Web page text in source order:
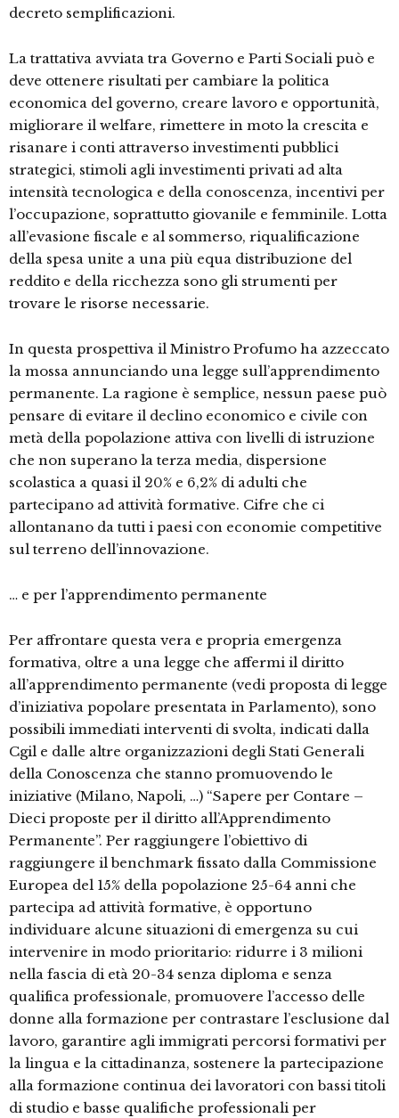
decreto semplificazioni.
La trattativa avviata tra Governo e Parti Sociali può e
deve ottenere risultati per cambiare la politica
economica del governo, creare lavoro e opportunità,
migliorare il welfare, rimettere in moto la crescita e
risanare i conti attraverso investimenti pubblici
strategici, stimoli agli investimenti privati ad alta
intensità tecnologica e della conoscenza, incentivi per
l’occupazione, soprattutto giovanile e femminile. Lotta
all’evasione fiscale e al sommerso, riqualificazione
della spesa unite a una più equa distribuzione del
reddito e della ricchezza sono gli strumenti per
trovare le risorse necessarie.
In questa prospettiva il Ministro Profumo ha azzeccato
la mossa annunciando una legge sull’apprendimento
permanente. La ragione è semplice, nessun paese può
pensare di evitare il declino economico e civile con
metà della popolazione attiva con livelli di istruzione
che non superano la terza media, dispersione
scolastica a quasi il 20% e 6,2% di adulti che
partecipano ad attività formative. Cifre che ci
allontanano da tutti i paesi con economie competitive
sul terreno dell’innovazione.
… e per l’apprendimento permanente
Per affrontare questa vera e propria emergenza
formativa, oltre a una legge che affermi il diritto
all’apprendimento permanente (vedi proposta di legge
d’iniziativa popolare presentata in Parlamento), sono
possibili immediati interventi di svolta, indicati dalla
Cgil e dalle altre organizzazioni degli Stati Generali
della Conoscenza che stanno promuovendo le
iniziative (Milano, Napoli, …) “Sapere per Contare –
Dieci proposte per il diritto all’Apprendimento
Permanente”. Per raggiungere l’obiettivo di
raggiungere il benchmark fissato dalla Commissione
Europea del 15% della popolazione 25-64 anni che
partecipa ad attività formative, è opportuno
individuare alcune situazioni di emergenza su cui
intervenire in modo prioritario: ridurre i 3 milioni
nella fascia di età 20-34 senza diploma e senza
qualifica professionale, promuovere l’accesso delle
donne alla formazione per contrastare l’esclusione dal
lavoro, garantire agli immigrati percorsi formativi per
la lingua e la cittadinanza, sostenere la partecipazione
alla formazione continua dei lavoratori con bassi titoli
di studio e basse qualifiche professionali per